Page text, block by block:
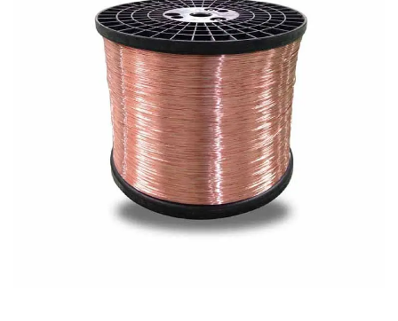
onderliggende aluminium. Slimme fabrikanten
bestrijden deze weerstandsverhoging door nikkel-
diffusiebarrières aan te brengen onder hun
gebruikelijke tin- of zilvercoatings, en
antioxidatiemiddelen in gelvorm bovenop toe te
voegen. Deze dubbele bescherming houdt de
contactweerstand onder de 20 milliohm, zelfs na
1.500 thermische cycli. Praktijktests tonen aan dat
er minder dan 5% verlies in geleidbaarheid is
gedurende de volledige levensduur van een